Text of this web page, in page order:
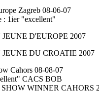
Zagreb 08-06-07
: 1ier "excellent"
D'EUROPE 2007
DU CROATIE 2007
Cahors 08-08-07
CACS BOB
WINNER CAHORS